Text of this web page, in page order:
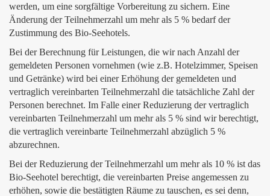
werden, um eine sorgfältige Vorbereitung zu sichern. Eine
Änderung der Teilnehmerzahl um mehr als 5 % bedarf der
Zustimmung des Bio-Seehotels.
Bei der Berechnung für Leistungen, die wir nach Anzahl der
gemeldeten Personen vornehmen (wie z.B. Hotelzimmer, Speisen
und Getränke) wird bei einer Erhöhung der gemeldeten und
vertraglich vereinbarten Teilnehmerzahl die tatsächliche Zahl der
Personen berechnet. Im Falle einer Reduzierung der vertraglich
vereinbarten Teilnehmerzahl um mehr als 5 % sind wir berechtigt,
die vertraglich vereinbarte Teilnehmerzahl abzüglich 5 %
abzurechnen.
Bei der Reduzierung der Teilnehmerzahl um mehr als 10 % ist das
Bio-Seehotel berechtigt, die vereinbarten Preise angemessen zu
erhöhen, sowie die bestätigten Räume zu tauschen, es sei denn,